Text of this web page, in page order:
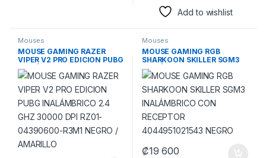
Add to wishlist
Mouses
MOUSE GAMING RAZER
VIPER V2 PRO EDICION PUBG
INALÁMBRICO 2.4 GHZ
30000 DPI RZ01-04390600-
R3M1 NEGRO / AMARILLO
Mouses
MOUSE GAMING RGB
SHARKOON SKILLER SGM3
INALÁMBRICO CON
RECEPTOR 4044951021543
NEGRO
₡19 600